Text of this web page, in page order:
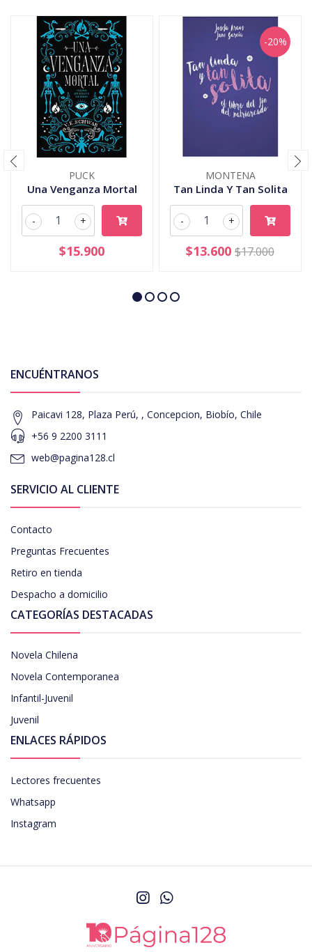
PUCK
Una Venganza Mortal
+
-
$15.900
-20%
MONTENA
Tan Linda Y Tan Solita
+
-
$13.600 $17.000
ENCUÉNTRANOS
Paicavi 128, Plaza Perú, , Concepcion, Biobío, Chile
+56 9 2200 3111
web@pagina128.cl
SERVICIO AL CLIENTE
Contacto
Preguntas Frecuentes
Retiro en tienda
Despacho a domicilio
CATEGORÍAS DESTACADAS
Novela Chilena
Novela Contemporanea
Infantil-Juvenil
Juvenil
ENLACES RÁPIDOS
Lectores frecuentes
Whatsapp
Instagram